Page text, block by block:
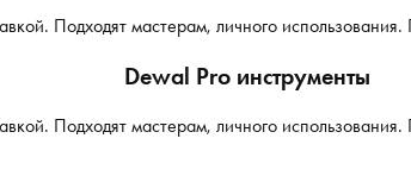
Подходят мастерам, личного
Dewal Pro инструменты
Подходят мастерам, личного